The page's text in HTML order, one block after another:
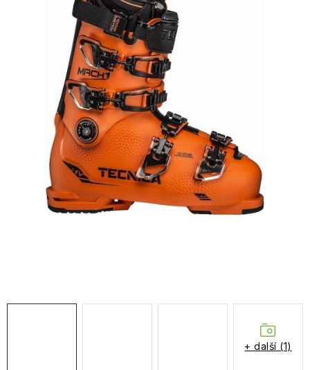
NAŠE SLUŽBY
NEZAŘAZENÉ
NOVÝ IMPORT
ZIMNÍ SPORTY
LETNÍ SPORTY
+ další (1)